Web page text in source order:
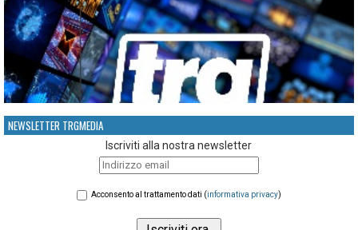
NEWSLETTER TRGMEDIA
Iscriviti alla nostra newsletter
Acconsento al trattamento dati (informativa privacy)